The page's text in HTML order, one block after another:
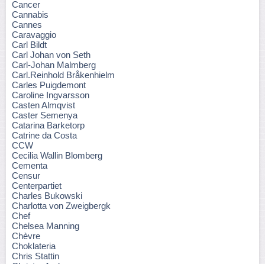
Cancer
Cannabis
Cannes
Caravaggio
Carl Bildt
Carl Johan von Seth
Carl-Johan Malmberg
Carl.Reinhold Bråkenhielm
Carles Puigdemont
Caroline Ingvarsson
Casten Almqvist
Caster Semenya
Catarina Barketorp
Catrine da Costa
CCW
Cecilia Wallin Blomberg
Cementa
Censur
Centerpartiet
Charles Bukowski
Charlotta von Zweigbergk
Chef
Chelsea Manning
Chèvre
Choklateria
Chris Stattin